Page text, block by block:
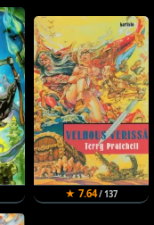
★ 7.64/ 137